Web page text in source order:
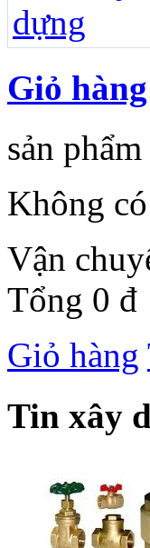
Giỏ hàng
sản phẩm
Không
Vận
Tổng 0 đ
Giỏ hàng
Tin xây